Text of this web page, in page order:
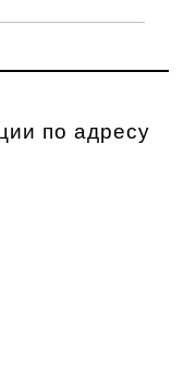
по адресу